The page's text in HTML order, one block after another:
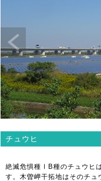
チュウヒ
絶滅危惧種ⅠB種のチュウヒ
す。木曽岬干拓地はそのチュ